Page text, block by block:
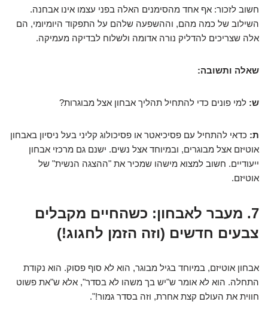
חשוב לזכור: אף אחד מהסימנים האלה בפני עצמו אינו אבחנה.
השילוב של כמה מהם, וההשפעה שלהם על התפקוד היומיומי, הם
אלה שצריכים להדליק נורה אדומה ולשלוח לבדיקה מעמיקה.
שאלה ותשובה:
ש: למי פונים כדי להתחיל תהליך אבחון אצל מבוגרות?
ת: כדאי להתחיל עם פסיכיאטר או פסיכולוג קליני בעל ניסיון באבחון
אוטיזם אצל מבוגרים, ובמיוחד אצל נשים. ישנם גם מרכזי אבחון
ייעודיים. חשוב למצוא מישהו שמכיר את "ההצגה הנשית" של
אוטיזם.
7. מעבר לאבחון: כשהחיים מקבלים
צבעים חדשים (וזה הזמן לחגוג!)
אבחון אוטיזם, במיוחד בגיל מבוגר, הוא לא סוף פסוק. הוא נקודת
התחלה. הוא לא אומר ש"יש בך משהו לא בסדר", אלא ש"את פשוט
חווית את העולם קצת אחרת, וזה בסדר גמור!".